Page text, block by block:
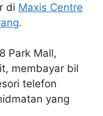
di Maxis Centre
.
Park Mall,
membayar bil
telefon
yang